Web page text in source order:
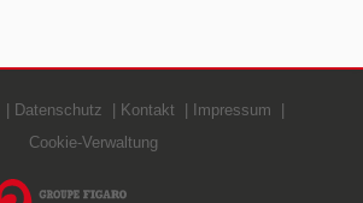
Datenschutz Kontakt
Impressum
Cookie-Verwaltung